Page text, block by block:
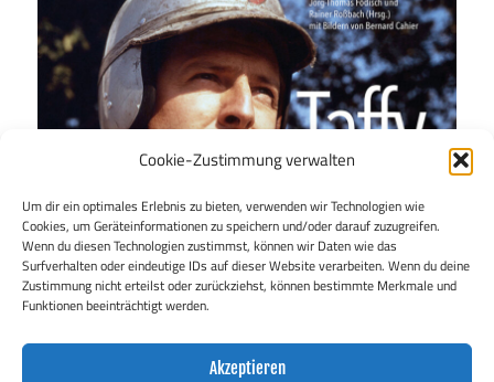
Cookie-Zustimmung verwalten
Um dir ein optimales Erlebnis zu bieten, verwenden wir Technologien wie
Cookies, um Geräteinformationen zu speichern und/oder darauf zuzugreifen.
Wenn du diesen Technologien zustimmst, können wir Daten wie das
Surfverhalten oder eindeutige IDs auf dieser Website verarbeiten. Wenn du deine
Zustimmung nicht erteilst oder zurückziehst, können bestimmte Merkmale und
Funktionen beeinträchtigt werden.
Akzeptieren